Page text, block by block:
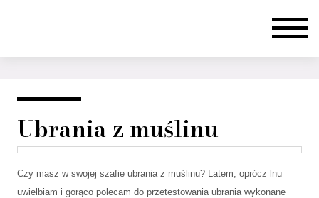
Ubrania z muślinu
Czy masz w swojej szafie ubrania z muślinu? Latem, oprócz lnu
uwielbiam i gorąco polecam do przetestowania ubrania wykonane